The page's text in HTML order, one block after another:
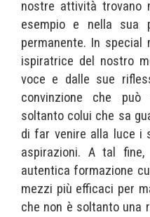
nostre attività trovano
esempio e nella sua
permanente. In special
ispiratrice del nostro
voce e dalle sue
convinzione che
soltanto colui che sa
di far venire alla luce i
aspirazioni. A tal fine,
autentica formazione
mezzi più efficaci per
che non è soltanto una